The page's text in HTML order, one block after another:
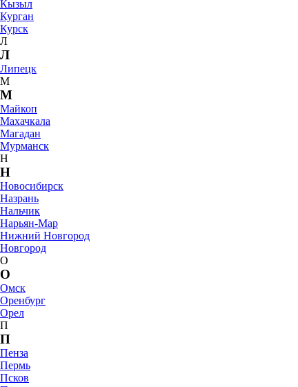
Кызыл
Курган
Курск
Л
Л
Липецк
М
М
Майкоп
Махачкала
Магадан
Мурманск
Н
Н
Новосибирск
Назрань
Нальчик
Нарьян-Мар
Нижний Новгород
Новгород
О
О
Омск
Оренбург
Орел
П
П
Пенза
Пермь
Псков